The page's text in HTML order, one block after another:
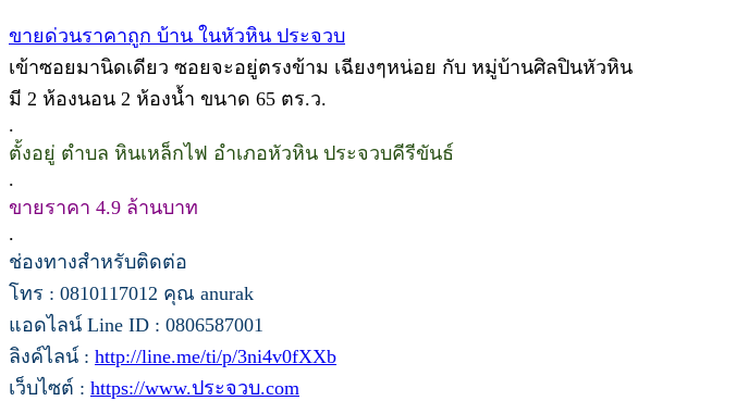
ขายด่วนราคาถูก บ้าน ในหัวหิน ประจวบ
เข้าซอยมานิดเดียว ซอยจะอยู่ตรงข้าม เฉียงๆหน่อย กับ หมู่บ้านศิลปินหัวหิน
มี 2 ห้องนอน 2 ห้องน้ำ ขนาด 65 ตร.ว.
.
ตั้งอยู่ ตำบล หินเหล็กไฟ อำเภอหัวหิน ประจวบคีรีขันธ์
.
ขายราคา 4.9 ล้านบาท
.
ช่องทางสำหรับติดต่อ
โทร : 0810117012 คุณ anurak
แอดไลน์ Line ID : 0806587001
ลิงค์ไลน์ : http://line.me/ti/p/3ni4v0fXXb
เว็บไซต์ : https://www.ประจวบ.com